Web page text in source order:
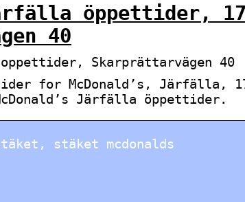
öppettider,
40
Skarprättarvägen 40
for McDonald’s, Järfälla,
Järfälla öppettider.
stäket mcdonalds